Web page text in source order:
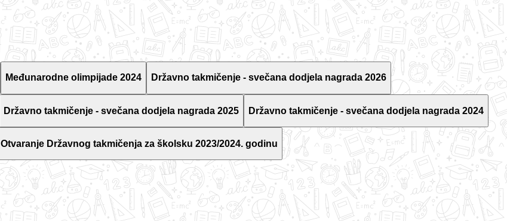
Međunarodne olimpijade 2024 Državno takmičenje - svečana dodjela nagrada 2026
Državno takmičenje - svečana dodjela nagrada 2025 Državno takmičenje - svečana dodjela nagrada 2024
Otvaranje Državnog takmičenja za školsku 2023/2024. godinu